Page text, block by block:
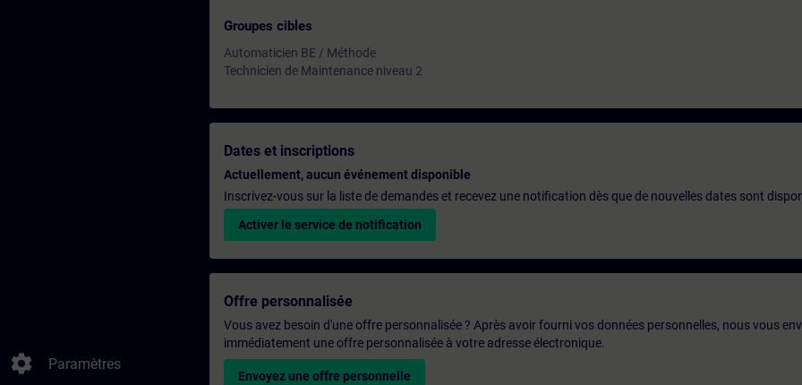
settings Paramètres
Groupes cibles
Automaticien BE / Méthode
Technicien de Maintenance niveau 2
Dates et inscriptions
Actuellement, aucun événement disponible
Inscrivez-vous sur la liste de demandes et recevez une notification dès que de nouvelles dates sont
Activer le service de notification
Offre personnalisée
Vous avez besoin d'une offre personnalisée ? Après avoir fourni vos données personnelles, nous vous
immédiatement une offre personnalisée à votre adresse électronique.
Envoyez une offre personnelle